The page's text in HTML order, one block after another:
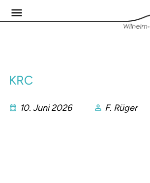
KRC
10. Juni 2026 F. Rüger